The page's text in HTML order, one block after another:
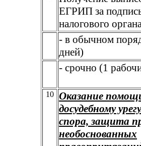
ЕГРИП за
налогового
- в обычном
дней)
- срочно (1
10
Оказание
досудебному
спора, защита
необоснованных